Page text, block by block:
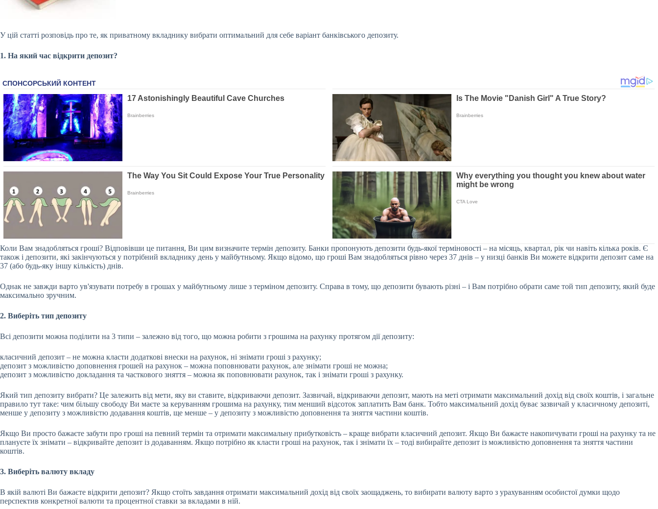
У цій статті розповідь про те, як приватному вкладнику вибрати оптимальний для себе варіант банківського депозиту.
1. На який час відкрити депозит?
Коли Вам знадобляться гроші? Відповівши це питання, Ви цим визначите термін депозиту. Банки пропонують депозити будь-якої терміновості – на місяць, квартал, рік чи навіть кілька років. Є
також і депозити, які закінчуються у потрібний вкладнику день у майбутньому. Якщо відомо, що гроші Вам знадобляться рівно через 37 днів – у низці банків Ви можете відкрити депозит саме на
37 (або будь-яку іншу кількість) днів.
Однак не завжди варто ув'язувати потребу в грошах у майбутньому лише з терміном депозиту. Справа в тому, що депозити бувають різні – і Вам потрібно обрати саме той тип депозиту, який буде
максимально зручним.
2. Виберіть тип депозиту
Всі депозити можна поділити на 3 типи – залежно від того, що можна робити з грошима на рахунку протягом дії депозиту:
класичний депозит – не можна класти додаткові внески на рахунок, ні знімати гроші з рахунку;
депозит з можливістю доповнення грошей на рахунок – можна поповнювати рахунок, але знімати гроші не можна;
депозит з можливістю докладання та часткового зняття – можна як поповнювати рахунок, так і знімати гроші з рахунку.
Який тип депозиту вибрати? Це залежить від мети, яку ви ставите, відкриваючи депозит. Зазвичай, відкриваючи депозит, мають на меті отримати максимальний дохід від своїх коштів, і загальне
правило тут таке: чим більшу свободу Ви маєте за керуванням грошима на рахунку, тим менший відсоток заплатить Вам банк. Тобто максимальний дохід буває зазвичай у класичному депозиті,
менше у депозиту з можливістю додавання коштів, ще менше – у депозиту з можливістю доповнення та зняття частини коштів.
Якщо Ви просто бажаєте забути про гроші на певний термін та отримати максимальну прибутковість – краще вибрати класичний депозит. Якщо Ви бажаєте накопичувати гроші на рахунку та не
плануєте їх знімати – відкривайте депозит із додаванням. Якщо потрібно як класти гроші на рахунок, так і знімати їх – тоді вибирайте депозит із можливістю доповнення та зняття частини
коштів.
3. Виберіть валюту вкладу
В якій валюті Ви бажаєте відкрити депозит? Якщо стоїть завдання отримати максимальний дохід від своїх заощаджень, то вибирати валюту варто з урахуванням особистої думки щодо
перспектив конкретної валюти та процентної ставки за вкладами в ній.